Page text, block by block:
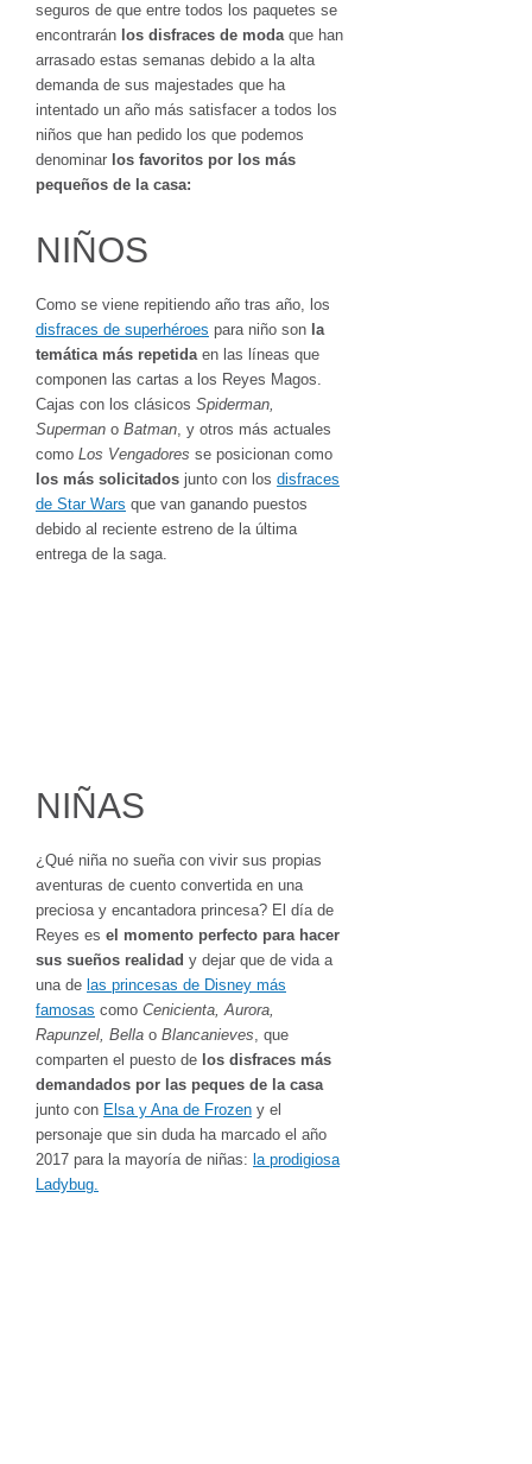
seguros de que entre todos los paquetes se
encontrarán los disfraces de modaque han
arrasado estas semanas debido a la alta
demanda de sus majestades que ha
intentado un año más satisfacer a todos los
niños que han pedido los que podemos
denominar los favoritos por los más
pequeños de la casa:
NIÑOS
Como se viene repitiendo año tras año, los
disfraces de superhéroes para niño son la
temática más repetidaen las líneas que
componen las cartas a los Reyes Magos.
Cajas con los clásicos Spiderman,
Superman o Batman, y otros más actuales
como Los Vengadores se posicionan como
los más solicitados junto con los disfraces
de Star Wars que van ganando puestos
debido al reciente estreno de la última
entrega de la saga.
NIÑAS
¿Qué niña no sueña con vivir sus propias
aventuras de cuento convertida en una
preciosa y encantadora princesa? El día de
Reyes es el momento perfecto para hacer
sus sueños realidad y dejar que de vida a
una de las princesas de Disney más
famosas como Cenicienta, Aurora,
Rapunzel, Bella o Blancanieves , que
comparten el puesto de los disfraces más
demandados por las peques de la casa
junto con Elsa y Ana de Frozen y el
personaje que sin duda ha marcado el año
2017 para la mayoría de niñas: la prodigiosa
Ladybug.